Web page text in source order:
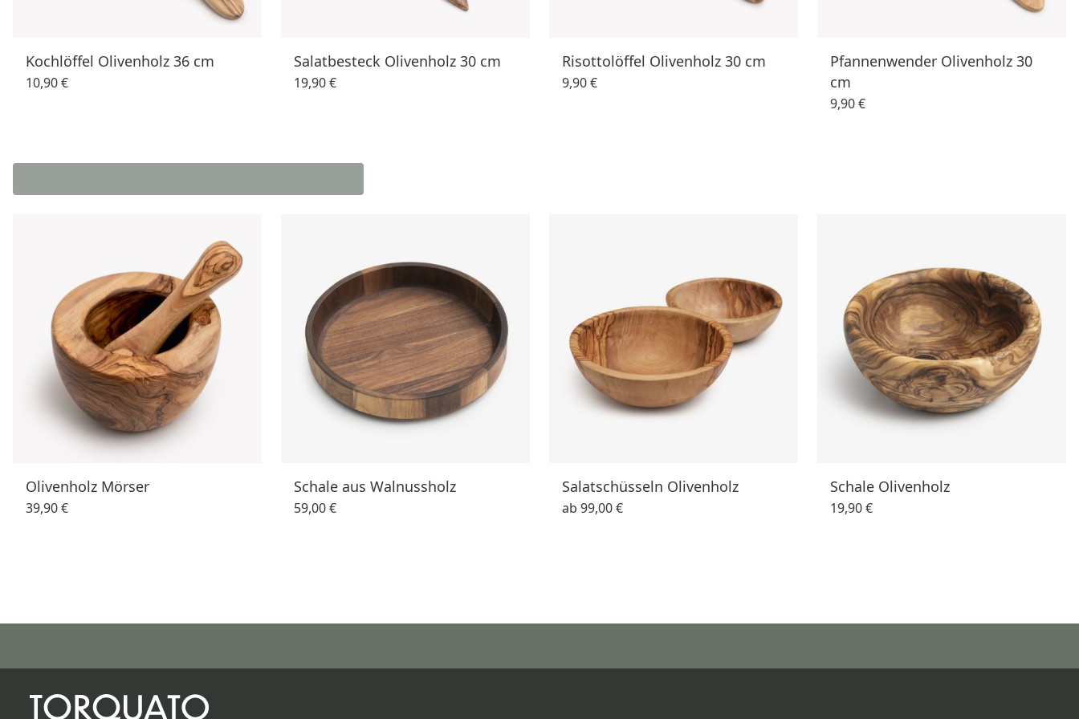
Kochlöffel Olivenholz 36 cm
10,90 €
Salatbesteck Olivenholz 30 cm
19,90 €
Risottolöffel Olivenholz 30 cm
9,90 €
Pfannenwender Olivenholz 30
cm
9,90 €
Olivenholz Mörser
39,90 €
Schale aus Walnussholz
59,00 €
Salatschüsseln Olivenholz
ab 99,00 €
Schale Olivenholz
19,90 €